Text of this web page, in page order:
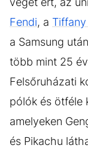
Fendi, a Tiffany
a Samsung
több mint 25
Felsőruházati
pólók és ötféle
amelyeken
és Pikachu